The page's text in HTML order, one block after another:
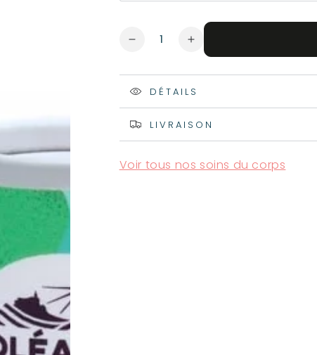
Quantité
Réduire
quantité
de
Parfum
solide
Augmenter
quantité
de
Parfum
solide
DÉTAILS
LIVRAISON
Voir tous nos soins du corps